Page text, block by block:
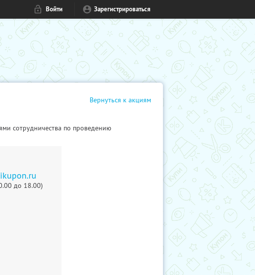
Войти Зарегистрироваться
Вернуться к акциям
сотрудничества по проведению
до 18.00)